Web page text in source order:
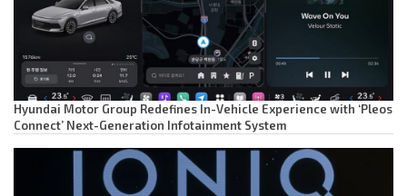
Hyundai Motor Group Redefines In-Vehicle Experience with ‘Pleos
Connect’ Next-Generation Infotainment System